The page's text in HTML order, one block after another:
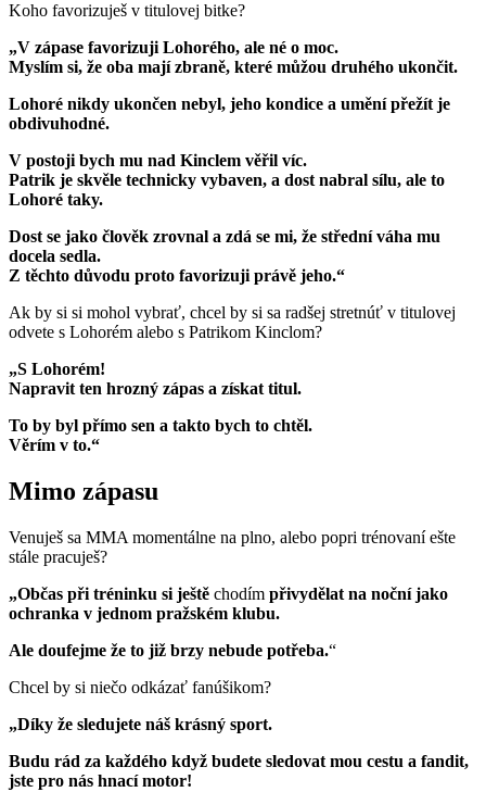
Koho favorizuješ v titulovej bitke?
„V zápase favorizuji Lohorého, ale né o moc.
Myslím si, že oba mají zbraně, které můžou druhého ukončit.
Lohoré nikdy ukončen nebyl, jeho kondice a umění přežít je
obdivuhodné.
V postoji bych mu nad Kinclem věřil víc.
Patrik je skvěle technicky vybaven, a dost nabral sílu, ale to
Lohoré taky.
Dost se jako člověk zrovnal a zdá se mi, že střední váha mu
docela sedla.
Z těchto důvodu proto favorizuji právě jeho.“
Ak by si si mohol vybrať, chcel by si sa radšej stretnúť v titulovej
odvete s Lohorém alebo s Patrikom Kinclom?
„S Lohorém!
Napravit ten hrozný zápas a získat titul.
To by byl přímo sen a takto bych to chtěl.
Věrím v to.“
Mimo zápasu
Venuješ sa MMA momentálne na plno, alebo popri trénovaní ešte
stále pracuješ?
„Občas při tréninku si ještě chodím přivydělat na noční jako
ochranka v jednom pražském klubu.
Ale doufejme že to již brzy nebude potřeba.“
Chcel by si niečo odkázať fanúšikom?
„Díky že sledujete náš krásný sport.
Budu rád za každého když budete sledovat mou cestu a fandit,
jste pro nás hnací motor!